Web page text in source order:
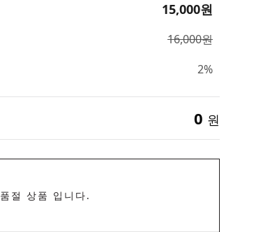
15,000원
16,000원
2%
0 원
품절 상품 입니다.